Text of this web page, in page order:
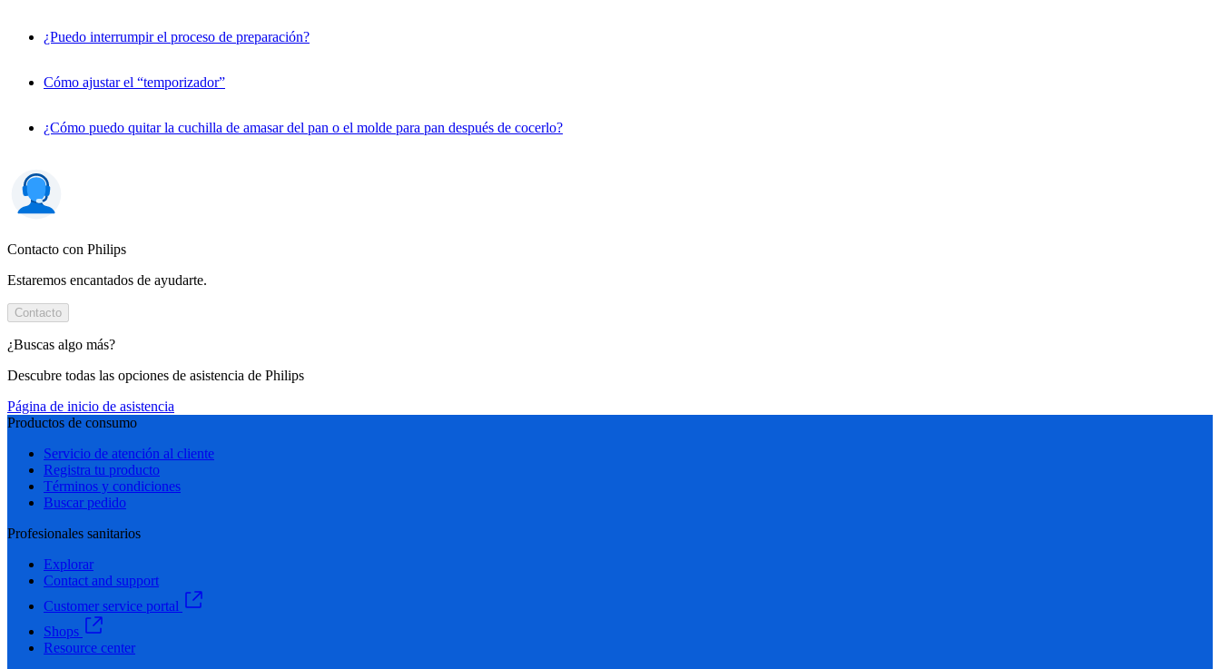
¿Puedo interrumpir el proceso de preparación?
Cómo ajustar el “temporizador”
¿Cómo puedo quitar la cuchilla de amasar del pan o el molde para pan después de cocerlo?
Contacto con Philips
Estaremos encantados de ayudarte.
Contacto
¿Buscas algo más?
Descubre todas las opciones de asistencia de Philips
Página de inicio de asistencia
Productos de consumo
Servicio de atención al cliente
Registra tu producto
Términos y condiciones
Buscar pedido
Profesionales sanitarios
Explorar
Contact and support
Customer service portal
Shops
Resource center